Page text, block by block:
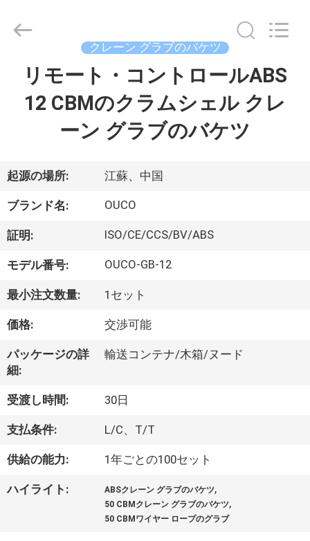
品
ビ
デ
オ
VR
シ
ョ
ー
わ
た
2020
INTERNATIONAL
クレーン グラブのバケツ
リモート・コントロールABS
12 CBMのクラムシェル クレ
ーン グラブのバケツ
起源の場所: 江蘇、中国
ブランド名: OUCO
証明: ISO/CE/CCS/BV/ABS
モデル番号: OUCO-GB-12
最小注文数量: 1セット
価格: 交渉可能
パッケージの詳
細:
輸送コンテナ/木箱/ヌード
受渡し時間: 30日
支払条件: L/C、T/T
供給の能力: 1年ごとの100セット
ハイライト: ABSクレーン グラブのバケツ,
50 CBMクレーン グラブのバケツ,
50 CBMワイヤー ロープのグラブ